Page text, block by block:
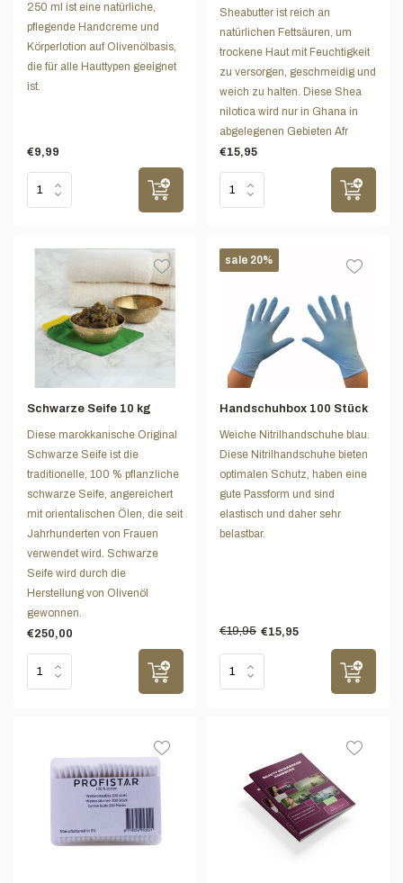
250 ml ist eine natürliche,
pflegende Handcreme und
Körperlotion auf Olivenölbasis,
die für alle Hauttypen geeignet
ist.
€9,99
Sheabutter ist reich an
natürlichen Fettsäuren, um
trockene Haut mit Feuchtigkeit
zu versorgen, geschmeidig und
weich zu halten. Diese Shea
nilotica wird nur in Ghana in
abgelegenen Gebieten Afr
€15,95
Schwarze Seife 10 kg
Diese marokkanische Original
Schwarze Seife ist die
traditionelle, 100 % pflanzliche
schwarze Seife, angereichert
mit orientalischen Ölen, die seit
Jahrhunderten von Frauen
verwendet wird. Schwarze
Seife wird durch die
Herstellung von Olivenöl
gewonnen.
€250,00
sale 20%
Handschuhbox 100 Stück
Weiche Nitrilhandschuhe blau.
Diese Nitrilhandschuhe bieten
optimalen Schutz, haben eine
gute Passform und sind
elastisch und daher sehr
belastbar.
€19,95 €15,95